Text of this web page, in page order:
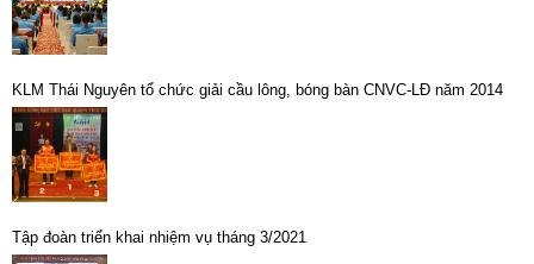
KLM Thái Nguyên tổ chức giải cầu lông, bóng bàn CNVC-LĐ năm 2014
Tập đoàn triển khai nhiệm vụ tháng 3/2021